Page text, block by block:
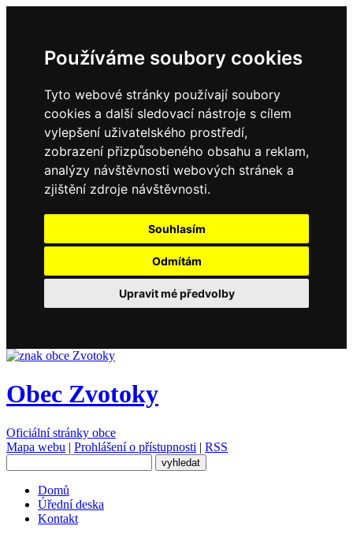
Používáme soubory cookies
Tyto webové stránky používají soubory
cookies a další sledovací nástroje s cílem
vylepšení uživatelského prostředí,
zobrazení přizpůsobeného obsahu a reklam,
analýzy návštěvnosti webových stránek a
zjištění zdroje návštěvnosti.
Souhlasím
Odmítám
Upravit mé předvolby
Obec Zvotoky
Oficiální stránky obce
Mapa webu | Prohlášení o přístupnosti | RSS
Domů
Úřední deska
Kontakt